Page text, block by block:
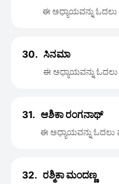
ಈ ಅಧ್ಯಾಯವನ್ನು
30. ಸಿನಮಾ
ಈ ಅಧ್ಯಾಯವನ್ನು
31. ಆಶಿಕಾ ರಂಗನಾಥ್
ಈ ಅಧ್ಯಾಯವನ್ನು
32. ರಶ್ಮಿಕಾ ಮಂದಣ್ಣ